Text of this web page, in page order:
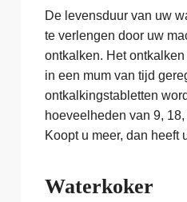
De levensduur van uw
te verlengen door uw
ontkalken. Het
in een mum van tijd
ontkalkingstabletten
hoeveelheden van 9,
Koopt u meer, dan heeft
Waterkoker